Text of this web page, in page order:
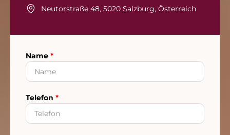
Neutorstraße 48, 5020 Salzburg, Österreich
Name *
Telefon *